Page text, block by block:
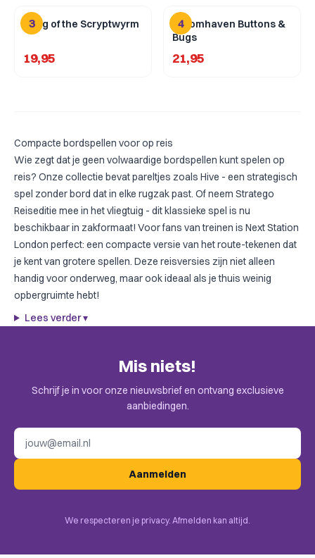
3
Song of the Scryptwyrm
19,95
4
Gloomhaven Buttons &
Bugs
21,95
Compacte bordspellen voor op reis
Wie zegt dat je geen volwaardige bordspellen kunt spelen op
reis? Onze collectie bevat pareltjes zoals Hive - een strategisch
spel zonder bord dat in elke rugzak past. Of neem Stratego
Reiseditie mee in het vliegtuig - dit klassieke spel is nu
beschikbaar in zakformaat! Voor fans van treinen is Next Station
London perfect: een compacte versie van het route-tekenen dat
je kent van grotere spellen. Deze reisversies zijn niet alleen
handig voor onderweg, maar ook ideaal als je thuis weinig
opbergruimte hebt!
Lees verder▾
Mis niets!
Schrijf je in voor onze nieuwsbrief en ontvang exclusieve
aanbiedingen.
Aanmelden
We respecteren je privacy. Afmelden kan altijd.